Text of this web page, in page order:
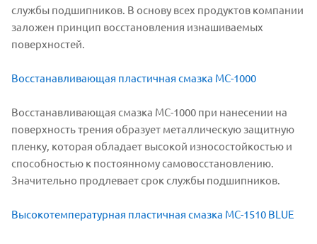
службы подшипников. В основу всех продуктов компании
заложен принцип восстановления изнашиваемых
поверхностей.
Восстанавливающая пластичная смазка МС-1000
Восстанавливающая смазка МС-1000 при нанесении на
поверхность трения образует металлическую защитную
пленку, которая обладает высокой износостойкостью и
способностью к постоянному самовосстановлению.
Значительно продлевает срок службы подшипников.
Высокотемпературная пластичная смазка МС-1510 BLUE